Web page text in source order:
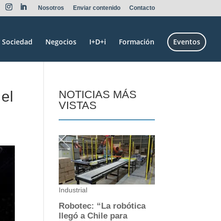
Nosotros Enviar contenido Contacto
Sociedad Negocios I+D+i Formación Eventos
NOTICIAS MÁS
VISTAS